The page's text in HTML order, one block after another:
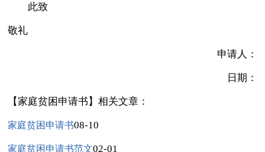
此致
敬礼
申请人：
日期：
【家庭贫困申请书】相关文章：
家庭贫困申请书08-10
家庭贫困申请书范文02-01